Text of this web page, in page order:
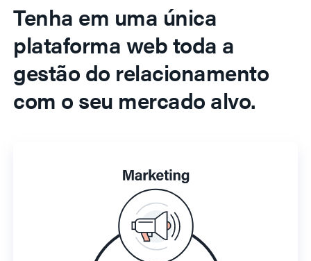
Tenha em uma única
plataforma web toda a
gestão do relacionamento
com o seu mercado alvo.